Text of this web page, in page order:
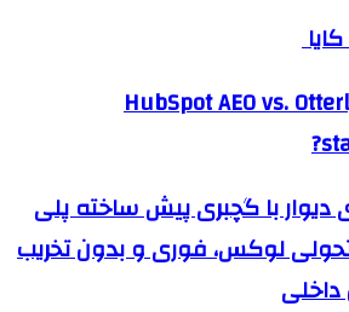
HubSpot AEO vs.
دیوار با گچبری پیش ساخته پلی
تحولی لوکس، فوری و بدون تخریب